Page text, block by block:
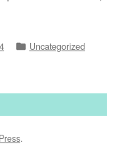
Veröffentlicht
Uncategorized
.